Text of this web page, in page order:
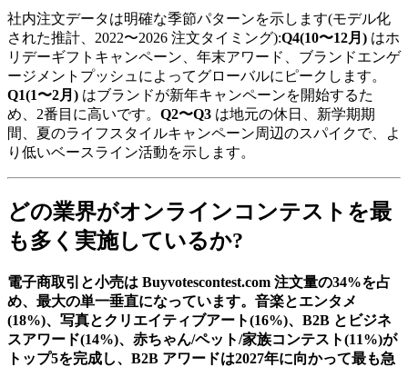
社内注文データは明確な季節パターンを示します(モデル化
された推計、2022〜2026 注文タイミング):Q4(10〜12月) はホ
リデーギフトキャンペーン、年末アワード、ブランドエンゲ
ージメントプッシュによってグローバルにピークします。
Q1(1〜2月) はブランドが新年キャンペーンを開始するた
め、2番目に高いです。 Q2〜Q3 は地元の休日、新学期期
間、夏のライフスタイルキャンペーン周辺のスパイクで、よ
り低いベースライン活動を示します。
どの業界がオンラインコンテストを最
も多く実施しているか?
電子商取引と小売は Buyvotescontest.com 注文量の34%を占
め、最大の単一垂直になっています。音楽とエンタメ
(18%)、写真とクリエイティブアート(16%)、B2B とビジネ
スアワード(14%)、赤ちゃん/ペット/家族コンテスト(11%)が
トップ5を完成し、B2B アワードは2027年に向かって最も急